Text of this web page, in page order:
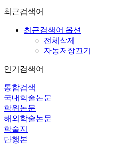
최근검색어
최근검색어 옵션
전체삭제
자동저장끄기
인기검색어
통합검색
국내학술논문
학위논문
해외학술논문
학술지
단행본